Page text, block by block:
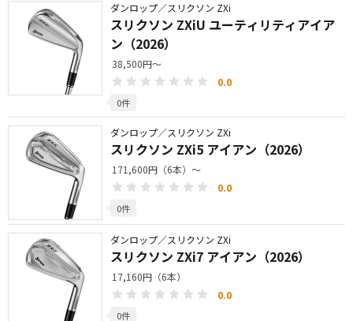
ダンロップ／スリクソン ZXi
スリクソン ZXiU ユーティリティアイア
ン（2026）
38,500円～
0.0
0件
ダンロップ／スリクソン ZXi
スリクソン ZXi5 アイアン（2026）
171,600円（6本）～
0.0
0件
ダンロップ／スリクソン ZXi
スリクソン ZXi7 アイアン（2026）
17,160円（6本）
0.0
0件